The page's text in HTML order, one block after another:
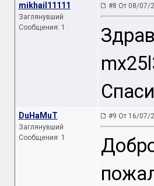
mikhail11111
Заглянувший
Сообщения: 1
#8 От 08/07/
DuHaMuT
Заглянувший
Сообщения: 1
#9 От 16/07/